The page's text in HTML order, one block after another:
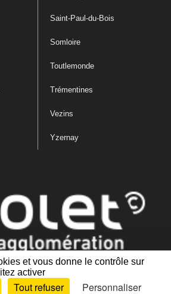
et vous donne le contrôle sur
activer
Tout refuser Personnaliser
Saint-Paul-du-Bois
Somloire
Toutlemonde
Trémentines
Vezins
Yzernay
de confidentialité
Accessibilité : partiellement conforme